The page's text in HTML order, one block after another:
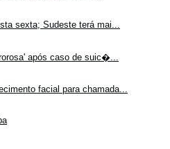
sexta; Sudeste terá mai...
após caso de suic�...
facial para chamada...